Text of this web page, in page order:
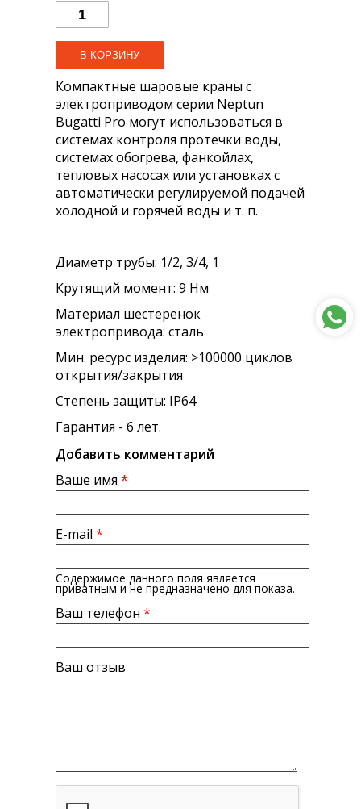
Компактные шаровые краны с
электроприводом серии Neptun
Bugatti Pro могут использоваться в
системах контроля протечки воды,
системах обогрева, фанкойлах,
тепловых насосах или установках с
автоматически регулируемой подачей
холодной и горячей воды и т. п.
Диаметр трубы: 1/2, 3/4, 1
Крутящий момент: 9 Нм
Материал шестеренок
электропривода: сталь
Мин. ресурс изделия: >100000 циклов
открытия/закрытия
Степень защиты: IP64
Гарантия - 6 лет.
Добавить комментарий
Ваше имя *
E-mail *
Содержимое данного поля является
приватным и не предназначено для показа.
Ваш телефон *
Ваш отзыв